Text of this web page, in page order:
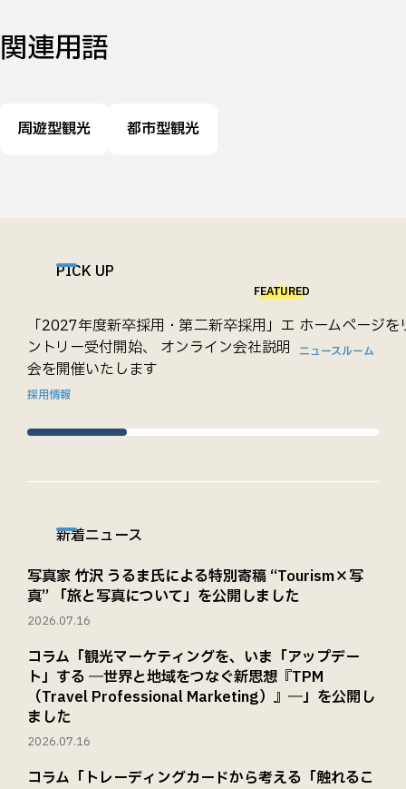
関連用語
周遊型観光 都市型観光
PICK UP
FEATURED
「2027年度新卒採用・第二新卒採用」エ
ントリー受付開始、 オンライン会社説明
会を開催いたします
採用情報
ホームページ
ニュースルーム
新着ニュース
写真家 竹沢 うるま氏による特別寄稿 “Tourism×写
真” 「旅と写真について」を公開しました
2026.07.16
コラム「観光マーケティングを、いま「アップデー
ト」する ―世界と地域をつなぐ新思想『TPM
（Travel Professional Marketing）』―」を公開し
ました
2026.07.16
コラム「トレーディングカードから考える「触れるこ